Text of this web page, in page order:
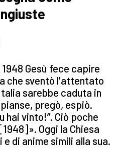
Gesù fece capire
che sventò l'attentato
sarebbe caduta in
pregò, espiò.
hai vinto!”. Ciò poche
Oggi la Chiesa
di anime simili alla sua.